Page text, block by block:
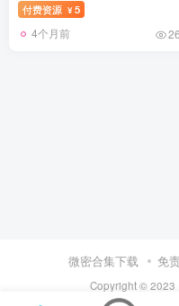
付费资源 ¥5
4个月前 26
微密合集下载 免
Copyright © 2023 ·